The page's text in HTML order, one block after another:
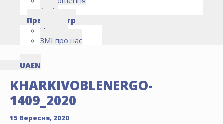
Архів
Прес-центр
Новини
ЗМІ про нас
UAEN
KHARKIVOBLENERGO-
1409_2020
15 Вересня, 2020